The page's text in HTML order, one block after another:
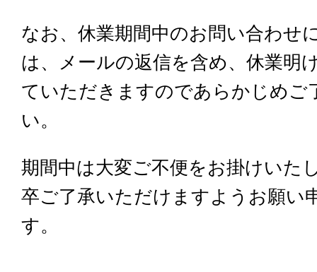
なお、休業期間中のお問い合わせ
は、メールの返信を含め、休業明
ていただきますのであらかじめご
い。
期間中は大変ご不便をお掛けいた
卒ご了承いただけますようお願い
す。